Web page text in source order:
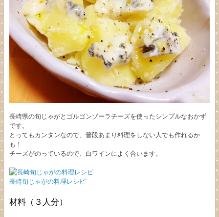
長崎県の旬じゃがとゴルゴンゾーラチーズを使ったシンプルなおかず
です。
とってもカンタンなので、普段あまり料理をしない人でも作れるか
も！
チーズがのっているので、白ワインによく合います。
長崎旬じゃがの料理レシピ
材料（３人分）